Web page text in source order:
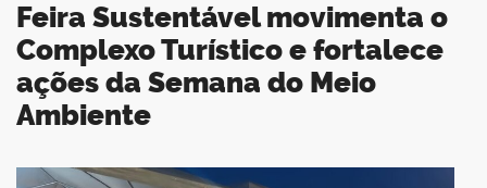
portal
Feira Sustentável movimenta o
Complexo Turístico e fortalece
ações da Semana do Meio
Ambiente